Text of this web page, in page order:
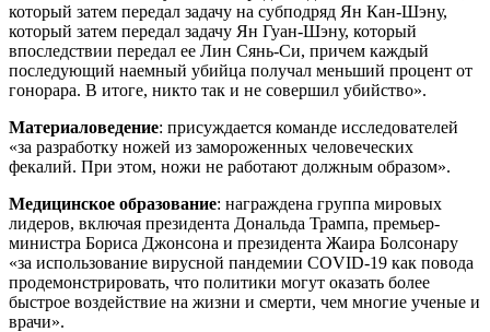
который затем передал задачу на субподряд Ян Кан-Шэну,
который затем передал задачу Ян Гуан-Шэну, который
впоследствии передал ее Лин Сянь-Си, причем каждый
последующий наемный убийца получал меньший процент от
гонорара. В итоге, никто так и не совершил убийство».
Материаловедение: присуждается команде исследователей
«за разработку ножей из замороженных человеческих
фекалий. При этом, ножи не работают должным образом».
Медицинское образование: награждена группа мировых
лидеров, включая президента Дональда Трампа, премьер-
министра Бориса Джонсона и президента Жаира Болсонару
«за использование вирусной пандемии COVID-19 как повода
продемонстрировать, что политики могут оказать более
быстрое воздействие на жизни и смерти, чем многие ученые и
врачи».